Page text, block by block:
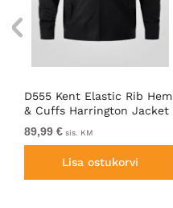
D555 Kent Elastic Rib Hem
& Cuffs Harrington Jacket
Black
89,99 € sis. KM
Lisa ostukorvi